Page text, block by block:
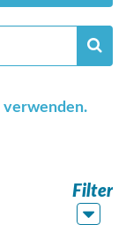
verwenden.
Filter